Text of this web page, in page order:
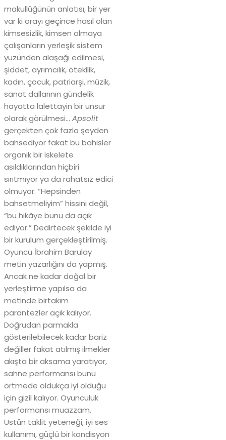
makullüğünün anlatısı, bir yer
var ki orayı geçince hasıl olan
kimsesizlik, kimsen olmaya
çalışanların yerleşik sistem
yüzünden alaşağı edilmesi,
şiddet, ayrımcılık, ötekilik,
kadın, çocuk, patriarşi, müzik,
sanat dallarının gündelik
hayatta lalettayin bir unsur
olarak görülmesi… Apsolit
gerçekten çok fazla şeyden
bahsediyor fakat bu bahisler
organik bir iskelete
asıldıklarından hiçbiri
sırıtmıyor ya da rahatsız edici
olmuyor. “Hepsinden
bahsetmeliyim” hissini değil,
“bu hikâye bunu da açık
ediyor.” Dedirtecek şekilde iyi
bir kurulum gerçekleştirilmiş.
Oyuncu İbrahim Barulay
metin yazarlığını da yapmış.
Ancak ne kadar doğal bir
yerleştirme yapılsa da
metinde birtakım
parantezler açık kalıyor.
Doğrudan parmakla
gösterilebilecek kadar bariz
değiller fakat atılmış ilmekler
akışta bir aksama yaratıyor,
sahne performansı bunu
örtmede oldukça iyi olduğu
için gizil kalıyor. Oyunculuk
performansı muazzam.
Üstün taklit yeteneği, iyi ses
kullanımı, güçlü bir kondisyon